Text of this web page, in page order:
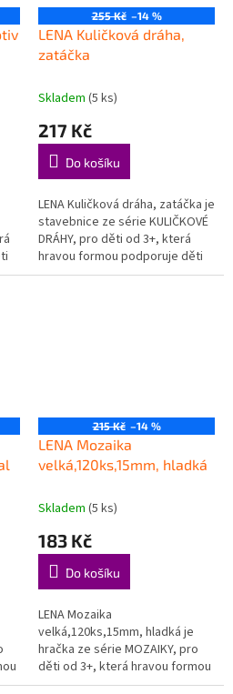
255 Kč –14 %
LENA Kuličková dráha,
zatáčka
Skladem (5 ks)
217 Kč
Do košíku
LENA Kuličková dráha, zatáčka je
stavebnice ze série KULIČKOVÉ
DRÁHY, pro děti od 3+, která
hravou formou podporuje děti
při objevování, hraní a rozvoji
215 Kč –14 %
LENA Mozaika
velká,120ks,15mm, hladká
Skladem (5 ks)
183 Kč
Do košíku
LENA Mozaika
velká,120ks,15mm, hladká je
hračka ze série MOZAIKY, pro
děti od 3+, která hravou formou
podporuje děti při objevování,